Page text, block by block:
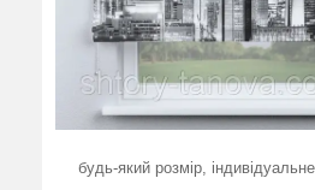
будь-який розмір,